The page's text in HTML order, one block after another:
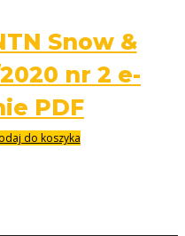
Snow &
nr 2 e-
PDF
do koszyka